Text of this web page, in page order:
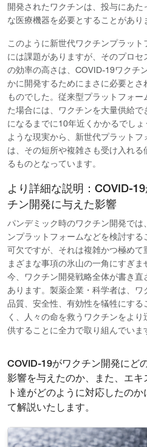
開発されたワクチンは、投与にあた
な医療機器を必要とすることがあり
このように新世代ワクチンプラット
には課題がありますが、そのプロセ
の効率の高さは、COVID-19ワクチ
かに開発するためにまさに必要とさ
ものでした。従来型プラットフォー
た場合には、ワクチンを大量供給で
になるまでに10年近くかかるでし
ような現実から、新世代プラットフ
は、その短所や複雑さも受け入れる
るものとなっています。
より詳細な説明：COVID-19
チン開発に与えた影響
パンデミック時のワクチン開発では
ンプラットフォームなどを検討する
可欠ですが、それは複雑かつ極めて
まざまな事項の氷山の一角にすぎま
今、ワクチン開発戦略全体が書き直
あります。製薬企業・科学者は、ワ
品質、安全性、有効性を犠牲にする
く、人々の命を救うワクチンをより
供することに全力で取り組んでいま
COVID-19がワクチン開発にど
影響を与えたのか、また、エキ
ト達がどのように対応したのか
て解説いたします。